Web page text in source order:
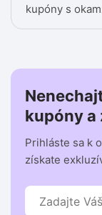
kupóny s
kupóny a
Prihláste sa k
získate